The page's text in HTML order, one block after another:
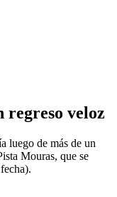
veloz
luego de más de un
Mouras, que se